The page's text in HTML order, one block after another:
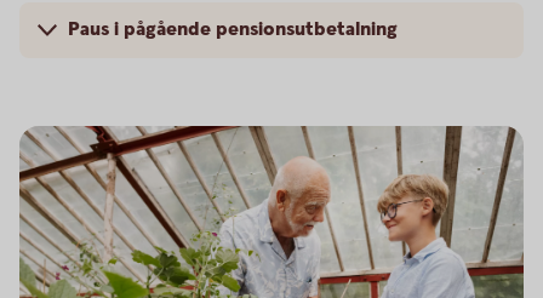
Paus i pågående pensionsutbetalning